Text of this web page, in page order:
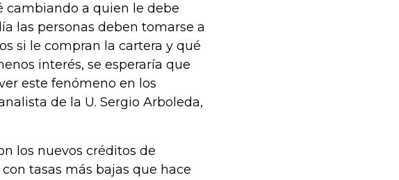
cambiando a quien le debe
las personas deben tomarse a
si le compran la cartera y qué
interés, se esperaría que
este fenómeno en los
de la U. Sergio Arboleda,
los nuevos créditos de
tasas más bajas que hace